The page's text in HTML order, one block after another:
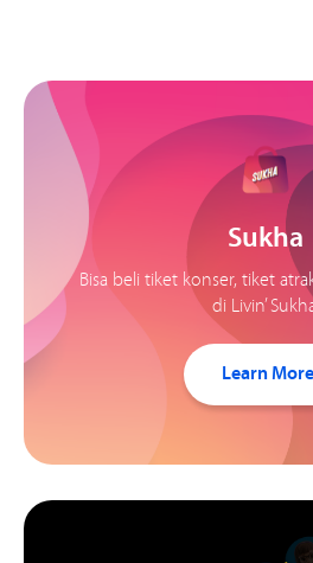
Sukha
Bisa beli tiket konser, tiket
di Livin’
Learn More